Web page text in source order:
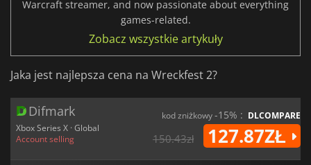
Warcraft streamer, and now passionate about everything
games-related.
Zobacz wszystkie artykuły
Jaka jest najlepsza cena na Wreckfest 2?
Difmark
Xbox Series X · Global
Account selling
kod zniżkowy-15% : DLCOMPARE
150.43zł 127.87ZŁ